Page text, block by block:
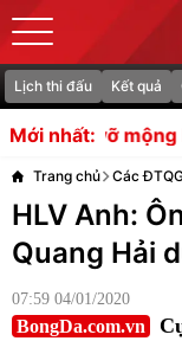
Lịch thi đấu Kết quả
Mới nhất:
tấn Alan
Trang chủ Các
HLV Anh:
Quang Hải
07:59 04/01/2020
BongDa.com.vn